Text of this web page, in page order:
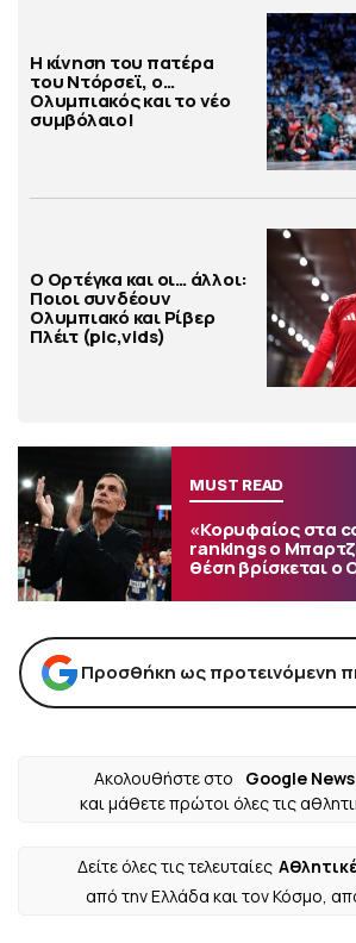
Η κίνηση του πατέρα
του Ντόρσεϊ, ο…
Ολυμπιακός και το νέο
συμβόλαιο!
Ο Ορτέγκα και οι… άλλοι:
Ποιοι συνδέουν
Ολυμπιακό και Ρίβερ
Πλέιτ (pic,vids)
MUST READ
«Κορυφαίος στα
rankings ο
θέση βρίσκεται ο
Προσθήκη ως προτεινόμενη
Ακολουθήστε στο
Google News
και μάθετε πρώτοι όλες τις
Δείτε όλες τις τελευταίες
από την Ελλάδα και τον Κόσμο,